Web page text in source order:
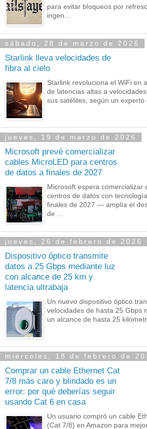
para evitar bloqueos por
ingen...
sábado, 28 de marzo de 2026
Starlink lleva velocidades de
fibra al cielo
Starlink revoluciona el WiFi en
de latencias altas a
sus satélites, según un experto
jueves, 19 de marzo de 2026
Microsoft prevé comercializar
cables MicroLED para centros
de datos a finales de 2027
Microsoft espera comercializar
centros de datos con
finales de 2027 — amplía el
de ...
jueves, 26 de febrero de 2026
Dispositivo óptico transmite
datos a 25 Gbps mediante luz
con alcance de 25 km y
latencia ultrabaja
Un nuevo dispositivo óptico
velocidades de hasta 25 Gbps
un alcance de hasta 25
miércoles, 18 de febrero de
Comprar un cable Ethernet Cat
7/8 más caro y blindado es un
error: por qué deberías seguir
usando Cat 6 en casa
Un usuario compró un cable
(Cat 7/8) en Amazon para